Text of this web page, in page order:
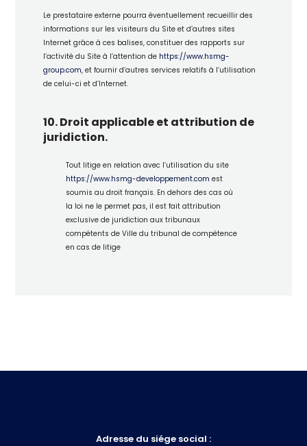
Le prestataire externe pourra éventuellement recueillir des
informations sur les visiteurs du Site et d’autres sites
Internet grâce à ces balises, constituer des rapports sur
l’activité du Site à l’attention de https://www.hsmg-
group.com, et fournir d’autres services relatifs à l’utilisation
de celui-ci et d’Internet.
10. Droit applicable et attribution de
juridiction.
Tout litige en relation avec l’utilisation du site
https://www.hsmg-developpement.com est
soumis au droit français. En dehors des cas où
la loi ne le permet pas, il est fait attribution
exclusive de juridiction aux tribunaux
compétents de Ville du tribunal de compétence
en cas de litige
Adresse du siége social :